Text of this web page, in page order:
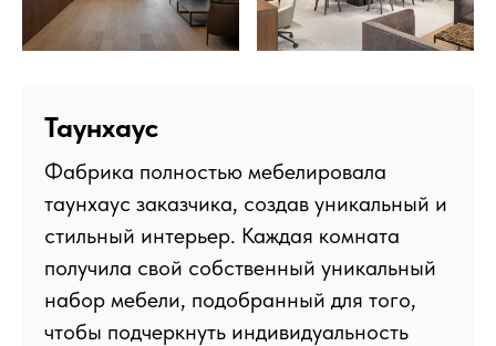
Таунхаус
Фабрика полностью мебелировала
таунхаус заказчика, создав уникальный и
стильный интерьер. Каждая комната
получила свой собственный уникальный
набор мебели, подобранный для того,
чтобы подчеркнуть индивидуальность